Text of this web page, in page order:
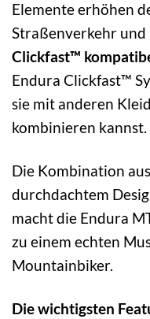
Elemente erhöhen
Straßenverkehr und
Clickfast™
Endura Clickfast™
sie mit anderen
kombinieren kannst.
Die Kombination
durchdachtem
macht die Endura
zu einem echten
Mountainbiker.
Die wichtigsten